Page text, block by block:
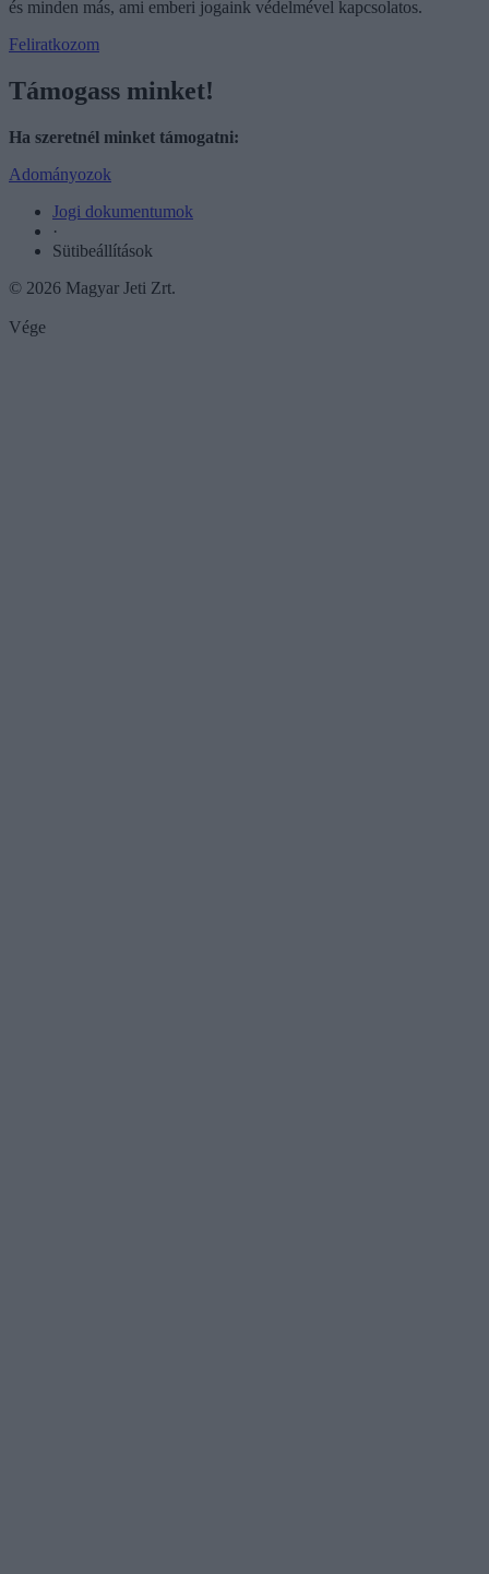
és minden más, ami emberi jogaink védelmével kapcsolatos.
Feliratkozom
Támogass minket!
Ha szeretnél minket támogatni:
Adományozok
Jogi dokumentumok
·
Sütibeállítások
© 2026 Magyar Jeti Zrt.
Vége